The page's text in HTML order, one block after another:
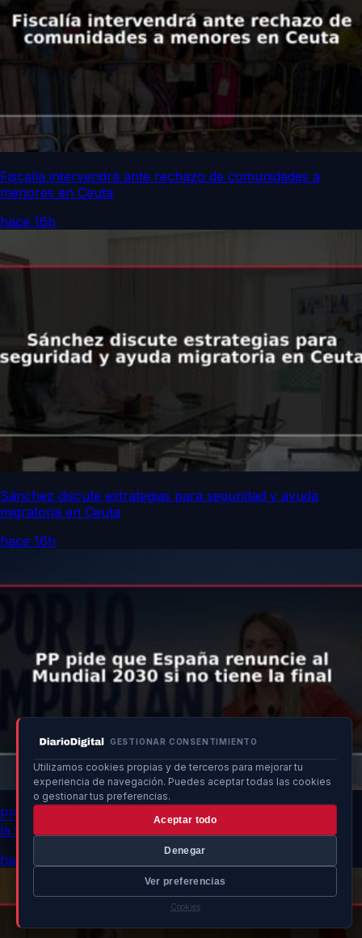
GESTIONAR CONSENTIMIENTO
Utilizamos cookies propias y de terceros para mejorar tu
experiencia de navegación. Puedes aceptar todas las cookies
o gestionar tus preferencias.
Aceptar todo
Denegar
Ver preferencias
Cookies
Fiscalía intervendrá ante rechazo de comunidades a
menores en Ceuta
hace 16h
Sánchez discute estrategias para seguridad y ayuda
migratoria en Ceuta
hace 16h
PP pide que España renuncie al Mundial 2030 si no tiene
la final
hace 16h